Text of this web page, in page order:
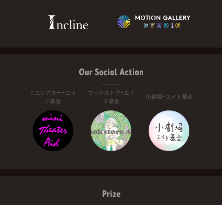
Our Social Action
ミニシアター・エイ
ド基金
ブックストア・エイ
ド基金
小劇場・エイド基金
Prize